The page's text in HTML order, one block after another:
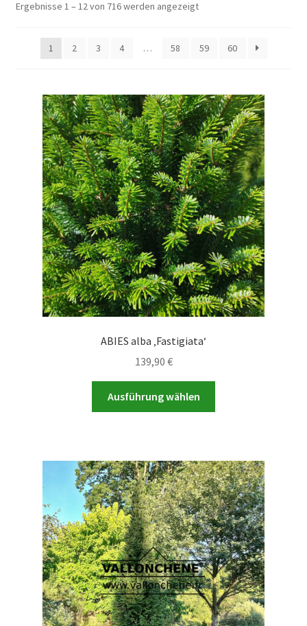
Ergebnisse 1 – 12 von 716 werden angezeigt
1 2 3 4 … 58 59 60
ABIES alba ‚Fastigiata‘
139,90 €
Ausführung wählen
Varianten
auf.
Die
Optionen
können
auf
der
Produktseite
gewählt
werden